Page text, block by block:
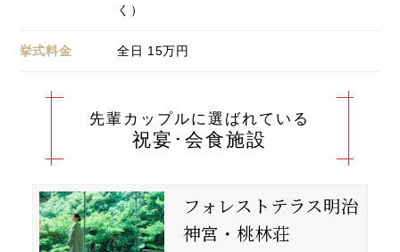
く）
挙式料金 全日 15万円
先輩カップルに選ばれている
祝宴･会食施設
フォレストテラス明治
神宮・桃林荘